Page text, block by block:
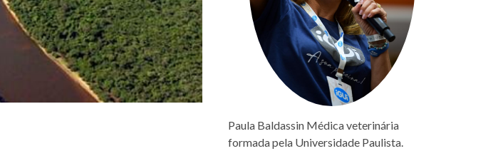
Paula Baldassin Médica veterinária
formada pela Universidade Paulista.